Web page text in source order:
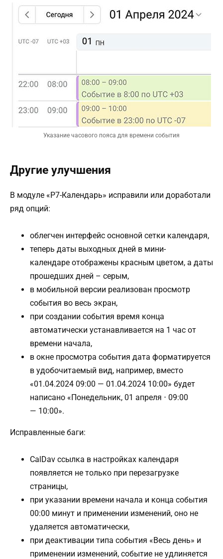
Указание часового пояса для времени события
Другие улучшения
В модуле «Р7-Календарь» исправили или доработали
ряд опций:
облегчен интерфейс основной сетки календаря,
теперь даты выходных дней в мини-
календаре отображены красным цветом, а даты
прошедших дней – серым,
в мобильной версии реализован просмотр
события во весь экран,
при создании события время конца
автоматически устанавливается на 1 час от
времени начала,
в окне просмотра события дата форматируется
в удобочитаемый вид, например, вместо
«01.04.2024 09:00 — 01.04.2024 10:00» будет
написано «Понедельник, 01 апреля ⋅ 09:00
— 10:00».
Исправленные баги:
CalDav ссылка в настройках календаря
появляется не только при перезагрузке
страницы,
при указании времени начала и конца события
00:00 минут и применении изменений, оно не
удаляется автоматически,
при деактивации типа события «Весь день» и
применении изменений, событие не удлиняется